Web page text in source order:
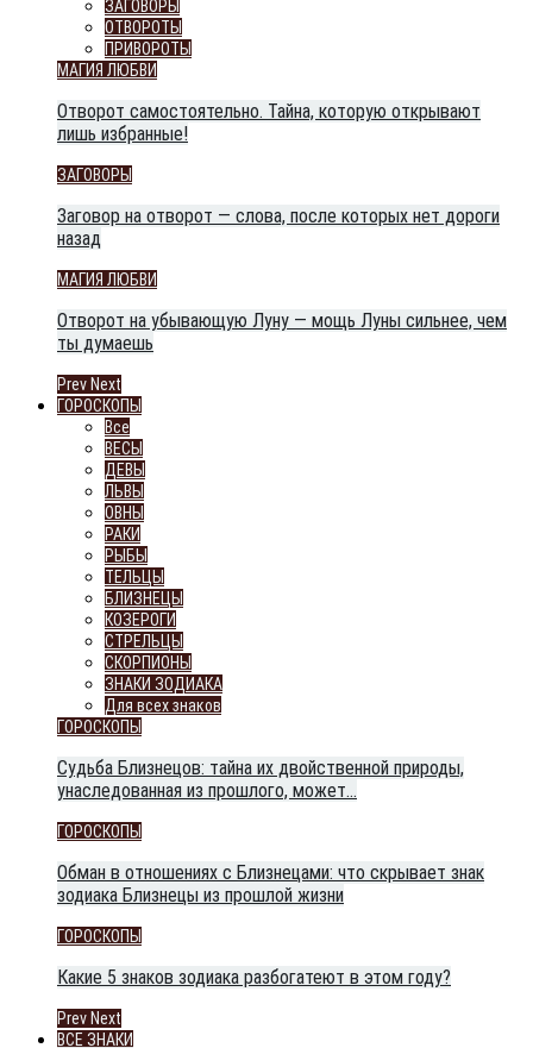
ЗАГОВОРЫ
ОТВОРОТЫ
ПРИВОРОТЫ
МАГИЯ ЛЮБВИ
Отворот самостоятельно. Тайна, которую открывают
лишь избранные!
ЗАГОВОРЫ
Заговор на отворот — слова, после которых нет дороги
назад
МАГИЯ ЛЮБВИ
Отворот на убывающую Луну — мощь Луны сильнее, чем
ты думаешь
Prev Next
ГОРОСКОПЫ
Все
ВЕСЫ
ДЕВЫ
ЛЬВЫ
ОВНЫ
РАКИ
РЫБЫ
ТЕЛЬЦЫ
БЛИЗНЕЦЫ
КОЗЕРОГИ
СТРЕЛЬЦЫ
СКОРПИОНЫ
ЗНАКИ ЗОДИАКА
Для всех знаков
ГОРОСКОПЫ
Судьба Близнецов: тайна их двойственной природы,
унаследованная из прошлого, может…
ГОРОСКОПЫ
Обман в отношениях с Близнецами: что скрывает знак
зодиака Близнецы из прошлой жизни
ГОРОСКОПЫ
Какие 5 знаков зодиака разбогатеют в этом году?
Prev Next
ВСЕ ЗНАКИ